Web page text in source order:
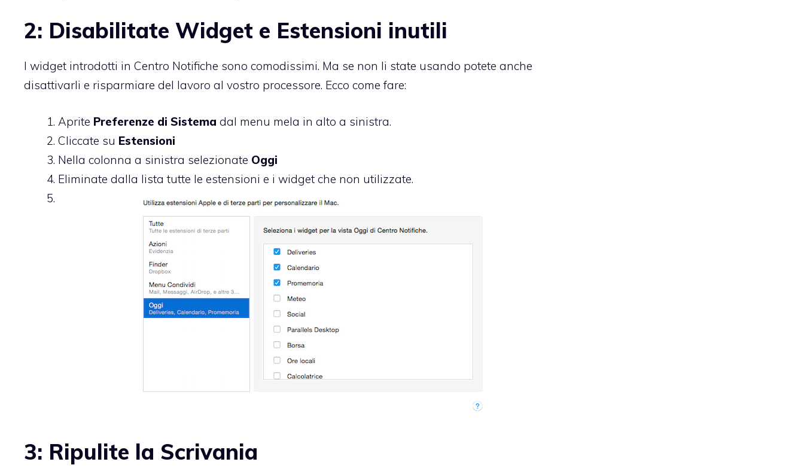
2: Disabilitate Widget e Estensioni inutili
I widget introdotti in Centro Notifiche sono comodissimi. Ma se non li state usando potete anche
disattivarli e risparmiare del lavoro al vostro processore. Ecco come fare:
Aprite Preferenze di Sistema dal menu mela in alto a sinistra.
Cliccate su Estensioni
Nella colonna a sinistra selezionate Oggi
Eliminate dalla lista tutte le estensioni e i widget che non utilizzate.
3: Ripulite la Scrivania